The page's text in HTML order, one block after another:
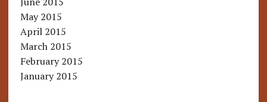
May 2015
April 2015
March 2015
February 2015
January 2015